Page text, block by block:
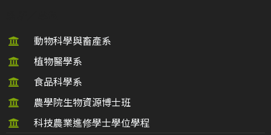
動物科學與畜產系
植物醫學系
食品科學系
農學院生物資源博士班
科技農業進修學士學位學程